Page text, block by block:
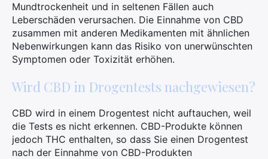
Mundtrockenheit und in seltenen Fällen auch
Leberschäden verursachen. Die Einnahme von CBD
zusammen mit anderen Medikamenten mit ähnlichen
Nebenwirkungen kann das Risiko von unerwünschten
Symptomen oder Toxizität erhöhen.
Wird CBD in Drogentests nachgewiesen?
CBD wird in einem Drogentest nicht auftauchen, weil
die Tests es nicht erkennen. CBD-Produkte können
jedoch THC enthalten, so dass Sie einen Drogentest
nach der Einnahme von CBD-Produkten